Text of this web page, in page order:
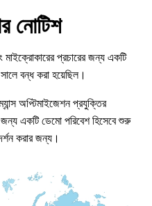
নোটিশ
মাইক্রোকারের প্রচারের জন্য একটি
বন্ধ করা হয়েছিল।
অপ্টিমাইজেশন প্রযুক্তির
একটি ডেমো পরিবেশ হিসেবে শুরু
করার জন্য।